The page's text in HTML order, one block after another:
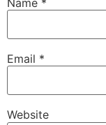
Email *
Website